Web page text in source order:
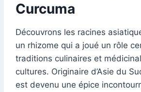
Curcuma
Découvrons les racines
un rhizome qui a joué un rôle
traditions culinaires et
cultures. Originaire d’Asie du
est devenu une épice